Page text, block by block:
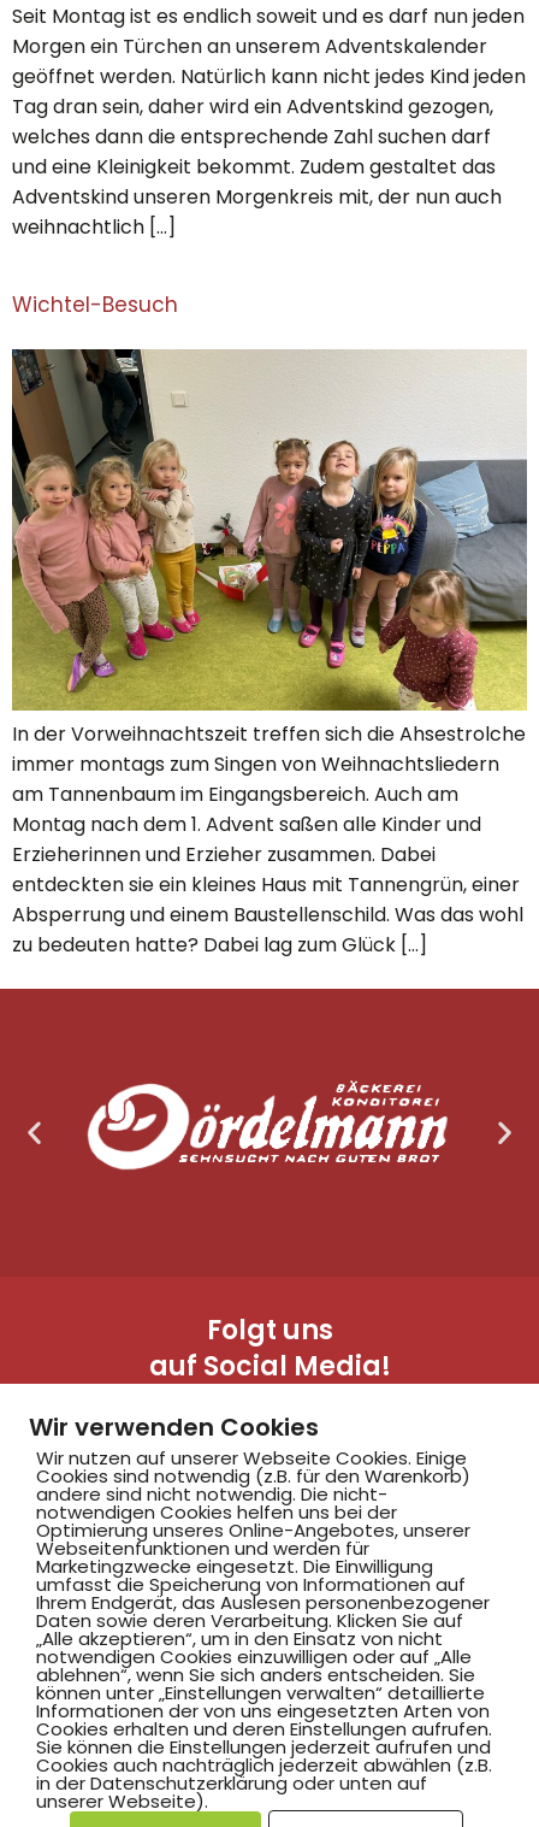
Seit Montag ist es endlich soweit und es darf nun jeden
Morgen ein Türchen an unserem Adventskalender
geöffnet werden. Natürlich kann nicht jedes Kind jeden
Tag dran sein, daher wird ein Adventskind gezogen,
welches dann die entsprechende Zahl suchen darf
und eine Kleinigkeit bekommt. Zudem gestaltet das
Adventskind unseren Morgenkreis mit, der nun auch
weihnachtlich […]
Wichtel-Besuch
In der Vorweihnachtszeit treffen sich die Ahsestrolche
immer montags zum Singen von Weihnachtsliedern
am Tannenbaum im Eingangsbereich. Auch am
Montag nach dem 1. Advent saßen alle Kinder und
Erzieherinnen und Erzieher zusammen. Dabei
entdeckten sie ein kleines Haus mit Tannengrün, einer
Absperrung und einem Baustellenschild. Was das wohl
zu bedeuten hatte? Dabei lag zum Glück […]
Folgt uns
auf Social Media!
Hammer SportClub 2008
Am Südbad 9,
59069 Hamm
©2025 Hammer SportClub 2008 e.V.
Wir verwenden Cookies
Wir nutzen auf unserer Webseite Cookies. Einige
Cookies sind notwendig (z.B. für den Warenkorb)
andere sind nicht notwendig. Die nicht-
notwendigen Cookies helfen uns bei der
Optimierung unseres Online-Angebotes, unserer
Webseitenfunktionen und werden für
Marketingzwecke eingesetzt. Die Einwilligung
umfasst die Speicherung von Informationen auf
Ihrem Endgerät, das Auslesen personenbezogener
Daten sowie deren Verarbeitung. Klicken Sie auf
„Alle akzeptieren“, um in den Einsatz von nicht
notwendigen Cookies einzuwilligen oder auf „Alle
ablehnen“, wenn Sie sich anders entscheiden. Sie
können unter „Einstellungen verwalten“ detaillierte
Informationen der von uns eingesetzten Arten von
Cookies erhalten und deren Einstellungen aufrufen.
Sie können die Einstellungen jederzeit aufrufen und
Cookies auch nachträglich jederzeit abwählen (z.B.
in der Datenschutzerklärung oder unten auf
unserer Webseite).